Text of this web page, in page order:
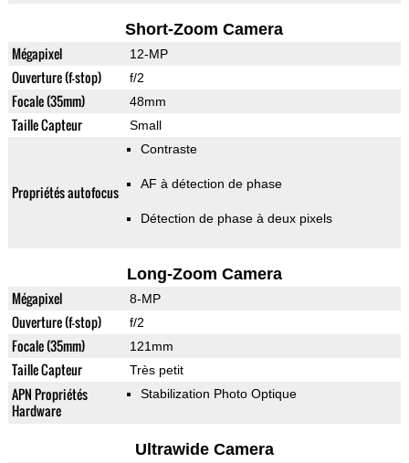
Short-Zoom Camera
Mégapixel 12-MP
Ouverture (f-stop) f/2
Focale (35mm) 48mm
Taille Capteur Small
Propriétés autofocus
Contraste
AF à détection de phase
Détection de phase à deux pixels
Long-Zoom Camera
Mégapixel 8-MP
Ouverture (f-stop) f/2
Focale (35mm) 121mm
Taille Capteur Très petit
APN Propriétés
Hardware
Stabilization Photo Optique
Ultrawide Camera